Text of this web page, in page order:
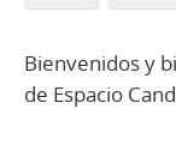
Bienvenidos y
de Espacio